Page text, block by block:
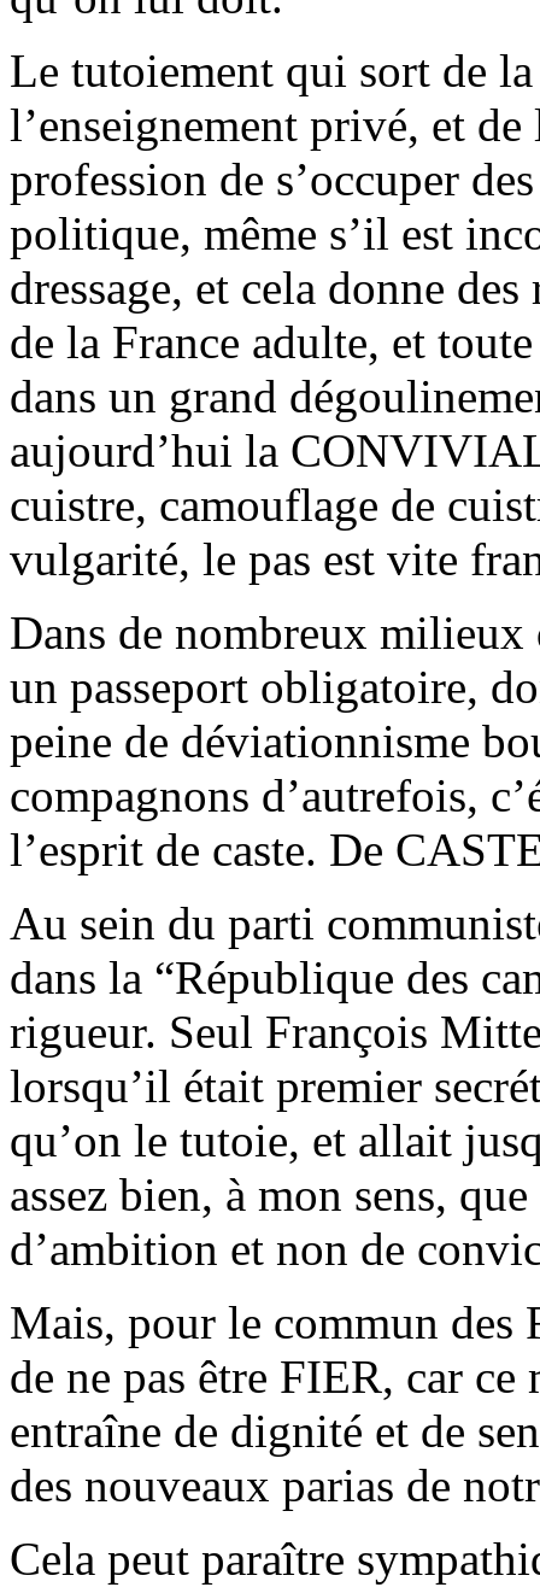
Le tutoiement qui sort de
l’enseignement privé, et
profession de s’occuper
politique, même s’il est
dressage, et cela donne
de la France adulte, et
dans un grand
aujourd’hui la
cuistre, camouflage de
vulgarité, le pas est vite
Dans de nombreux
un passeport obligatoire,
peine de déviationnisme
compagnons d’autrefois,
l’esprit de caste. De
Au sein du parti
dans la “République des
rigueur. Seul François
lorsqu’il était premier
qu’on le tutoie, et allait
assez bien, à mon sens,
d’ambition et non de
Mais, pour le commun des
de ne pas être FIER, car
entraîne de dignité et de
des nouveaux parias de
Cela peut paraître